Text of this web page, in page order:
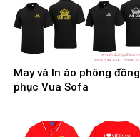
May và In áo phông đồng
phục Vua Sofa